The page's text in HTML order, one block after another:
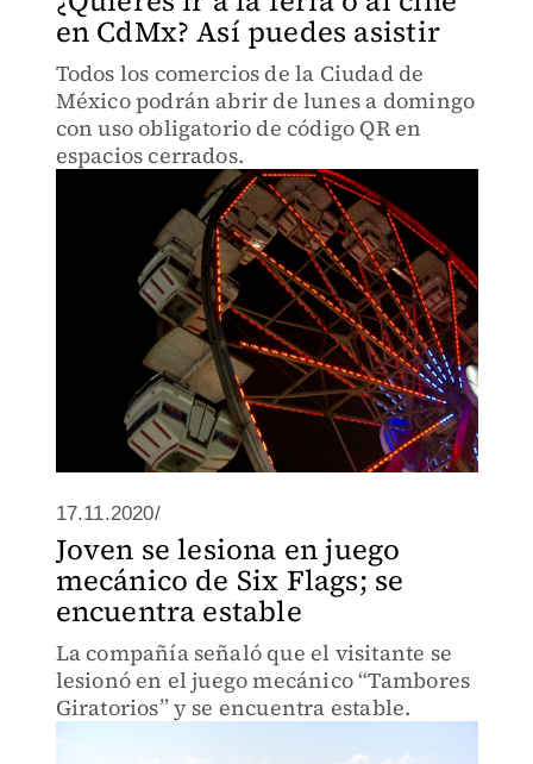
en CdMx? Así puedes asistir
Todos los comercios de la Ciudad de
México podrán abrir de lunes a domingo
con uso obligatorio de código QR en
espacios cerrados.
17.11.2020/
Joven se lesiona en juego
mecánico de Six Flags; se
encuentra estable
La compañía señaló que el visitante se
lesionó en el juego mecánico “Tambores
Giratorios” y se encuentra estable.